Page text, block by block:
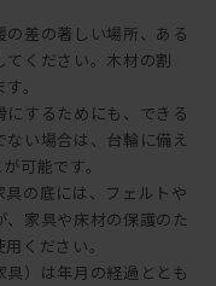
の差の著しい場所、ある
ください。木材の割
。
にするためにも、できる
い場合は、台輪に備え
可能です。
具の底には、フェルトや
家具や床材の保護のた
ください。
具）は年月の経過ととも